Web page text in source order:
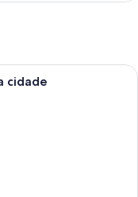
uma cama grande,
cidade